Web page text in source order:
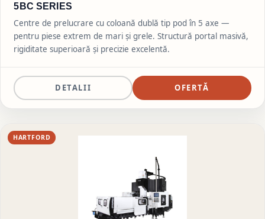
5BC SERIES
Centre de prelucrare cu coloană dublă tip pod în 5 axe —
pentru piese extrem de mari și grele. Structură portal masivă,
rigiditate superioară și precizie excelentă.
DETALII OFERTĂ
HARTFORD